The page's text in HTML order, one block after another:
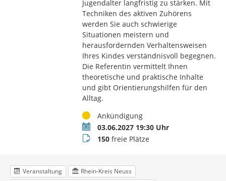
Jugendalter langfristig zu stärken. Mit
Techniken des aktiven Zuhörens
werden Sie auch schwierige
Situationen meistern und
herausfordernden Verhaltensweisen
Ihres Kindes verständnisvoll begegnen.
Die Referentin vermittelt Ihnen
theoretische und praktische Inhalte
und gibt Orientierungshilfen für den
Alltag.
StatusAnkündigung
Termin03.06.2027 19:30 Uhr
Buchungsstatus
150freie Plätze
Veranstaltung
Rhein-Kreis Neuss